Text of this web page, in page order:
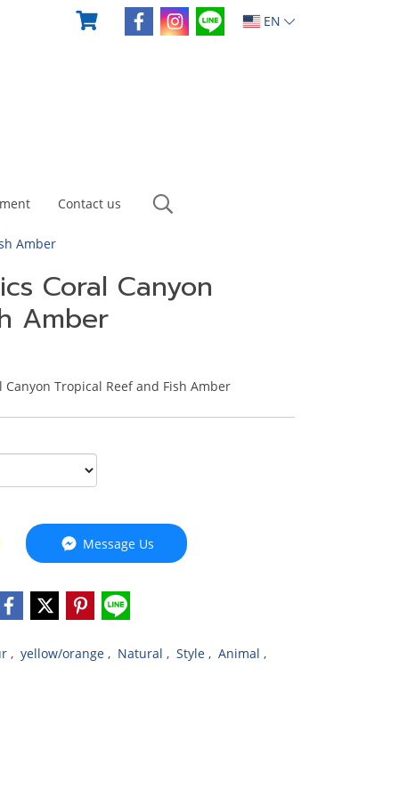
EN
Contact us
Amber
Coral Canyon
Amber
Tropical Reef and Fish Amber
Message Us
, yellow/orange , Natural , Style , Animal ,